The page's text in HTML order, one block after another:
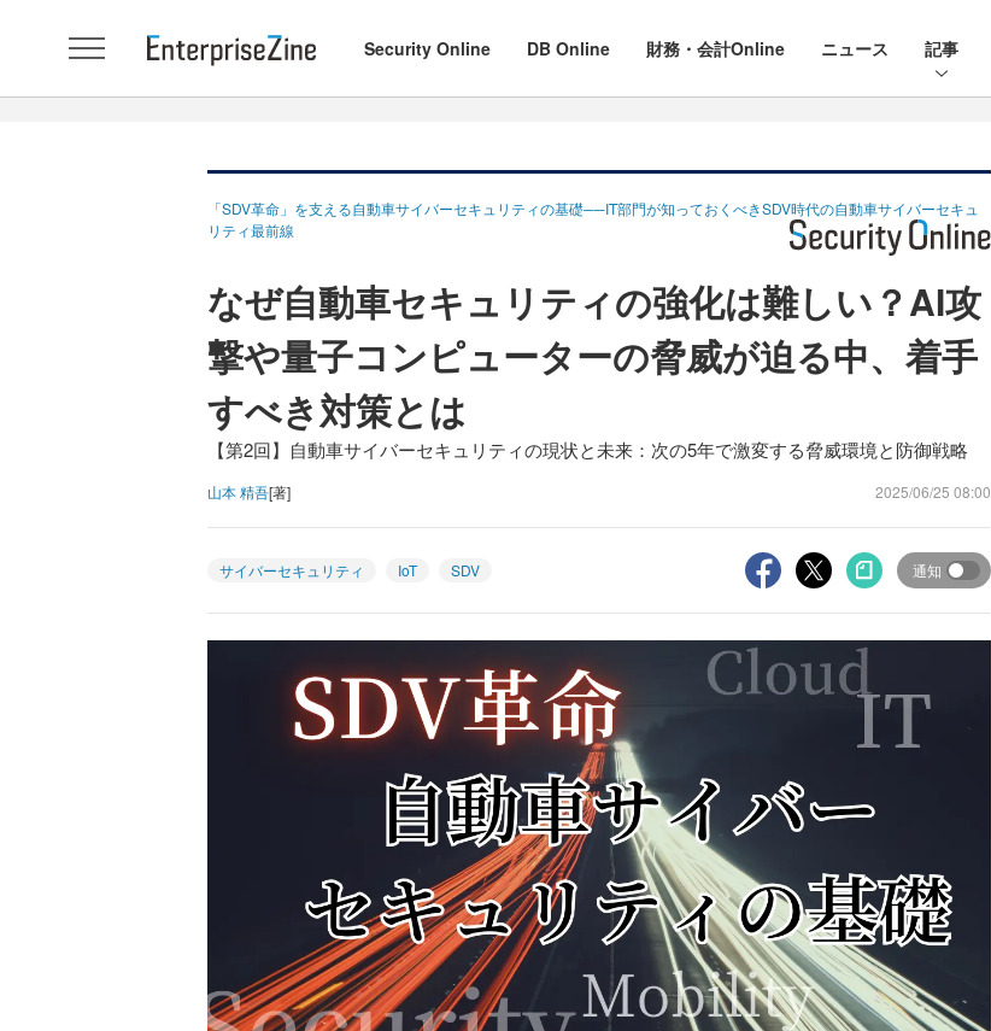
Security Online DB Online 財務・会計Online ニュース 記事
「SDV革命」を支える自動車サイバーセキュリティの基礎──IT部門が知っておくべきSDV時代の自動車サイバーセキュ
リティ最前線
なぜ自動車セキュリティの強化は難しい？AI攻
撃や量子コンピューターの脅威が迫る中、着手
すべき対策とは
【第2回】自動車サイバーセキュリティの現状と未来：次の5年で激変する脅威環境と防御戦略
山本 精吾[著] 2025/06/25 08:00
サイバーセキュリティ IoT SDV 通知